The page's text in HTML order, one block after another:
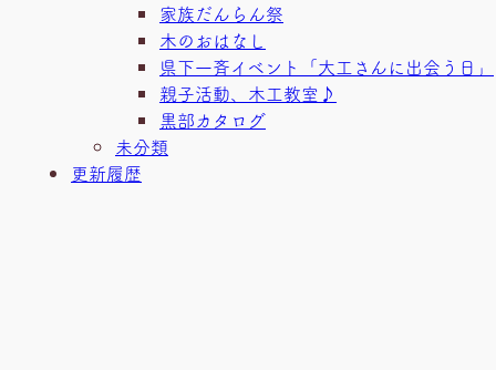
家族だんらん祭
木のおはなし
県下一斉イベント「大工さんに出会う日」
親子活動、木工教室♪
黒部カタログ
未分類
更新履歴